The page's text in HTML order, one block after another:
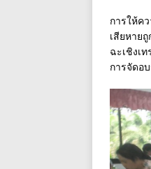
การให้ค
เสียหาย
ฉะเชิงเ
การจัดอ